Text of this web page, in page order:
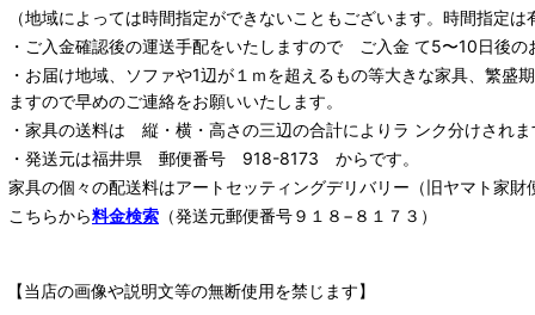
（地域によっては時間指定ができないこともございます。時間指定
・ご入金確認後の運送手配をいたしますので ご入金 て5〜10日後の
・お届け地域、ソファや1辺が１ｍを超えるもの等大きな家具、繁
ますので早めのご連絡をお願いいたします。
・家具の送料は 縦・横・高さの三辺の合計によりラ ンク分けされま
・発送元は福井県 郵便番号 918-8173 からです。
家具の個々の配送料はアートセッティングデリバリー （旧ヤマト家財
こちらから料金検索 （発送元郵便番号９１８−８１７３）
【当店の画像や説明文等の無断使用を禁じます】